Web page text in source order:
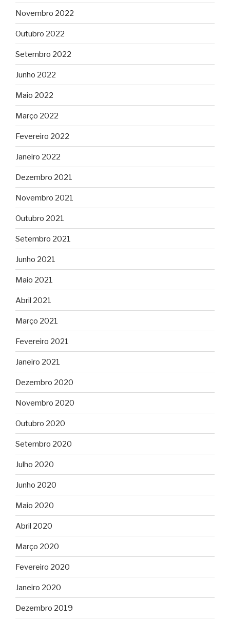
Novembro 2022
Outubro 2022
Setembro 2022
Junho 2022
Maio 2022
Março 2022
Fevereiro 2022
Janeiro 2022
Dezembro 2021
Novembro 2021
Outubro 2021
Setembro 2021
Junho 2021
Maio 2021
Abril 2021
Março 2021
Fevereiro 2021
Janeiro 2021
Dezembro 2020
Novembro 2020
Outubro 2020
Setembro 2020
Julho 2020
Junho 2020
Maio 2020
Abril 2020
Março 2020
Fevereiro 2020
Janeiro 2020
Dezembro 2019